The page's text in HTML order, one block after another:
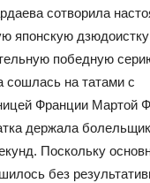
сотворила
японскую
победную
сошлась на татами с
Франции Мартой
держала
Поскольку
без